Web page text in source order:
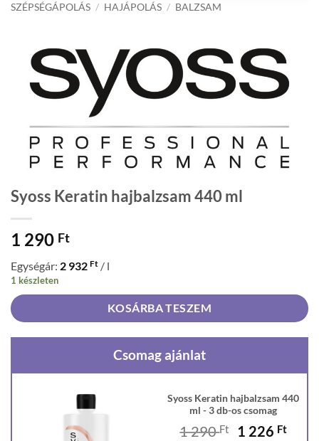
SZÉPSÉGÁPOLÁS / HAJÁPOLÁS / BALZSAM
Syoss Keratin hajbalzsam 440 ml
1 290 Ft
Egységár: 2 932 Ft / l
1 készleten
KOSÁRBA TESZEM
Csomag ajánlat
Syoss Keratin hajbalzsam 440
ml - 3 db-os csomag
1 290Ft
Original
1 226 Ft